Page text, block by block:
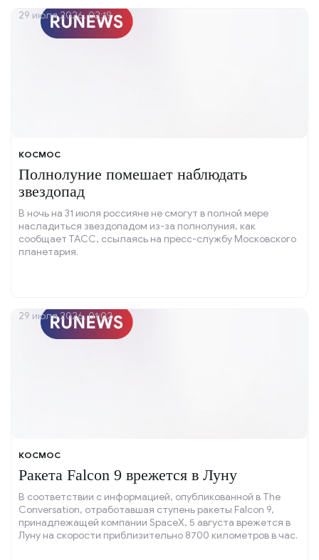
КОСМОС
Полнолуние помешает наблюдать
звездопад
В ночь на 31 июля россияне не смогут в полной мере
насладиться звездопадом из-за полнолуния, как
сообщает ТАСС, ссылаясь на пресс-службу Московского
планетария.
29 июля 2026, 02:19
КОСМОС
Ракета Falcon 9 врежется в Луну
В соответствии с информацией, опубликованной в The
Conversation, отработавшая ступень ракеты Falcon 9,
принадлежащей компании SpaceX, 5 августа врежется в
Луну на скорости приблизительно 8700 километров в час.
29 июля 2026, 01:02